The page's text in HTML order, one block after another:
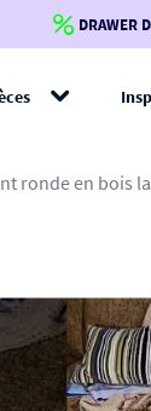
DRAWER
ronde en bois